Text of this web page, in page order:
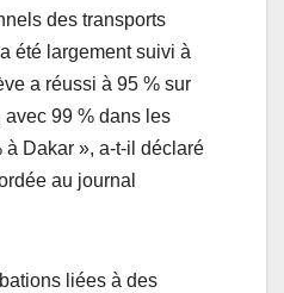
des transports
été largement suivi à
a réussi à 95 % sur
avec 99 % dans les
à Dakar », a-t-il déclaré
au journal
liées à des